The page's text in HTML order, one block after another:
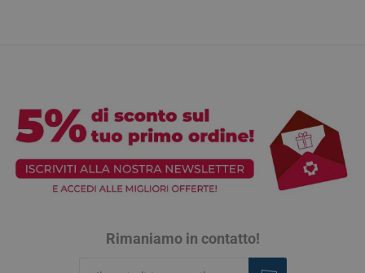
Rimaniamo in contatto!